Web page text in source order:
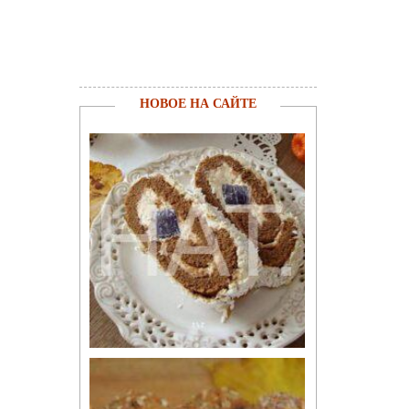
НОВОЕ НА САЙТЕ